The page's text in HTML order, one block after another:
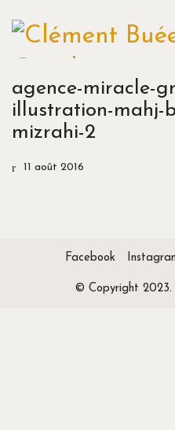
agence-miracle-
illustration-mahj-
mizrahi-2
11 août 2016
Facebook
© Copyright 2023.